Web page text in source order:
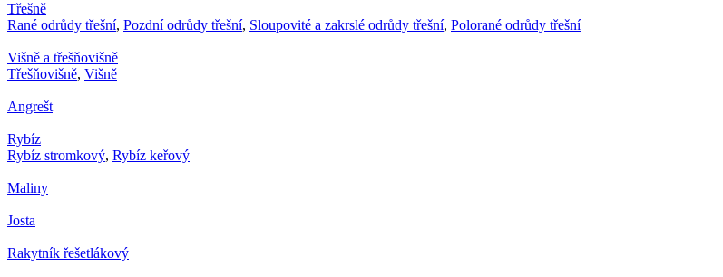
Třešně
Rané odrůdy třešní, Pozdní odrůdy třešní, Sloupovité a zakrslé odrůdy třešní, Polorané odrůdy třešní
Višně a třešňovišně
Třešňovišně, Višně
Angrešt
Rybíz
Rybíz stromkový, Rybíz keřový
Maliny
Josta
Rakytník řešetlákový